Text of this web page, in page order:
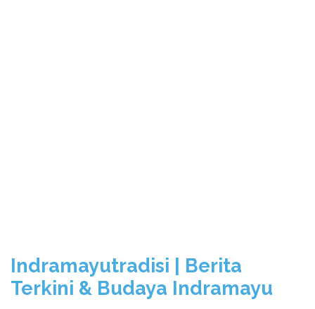
Indramayutradisi | Berita
Terkini & Budaya Indramayu